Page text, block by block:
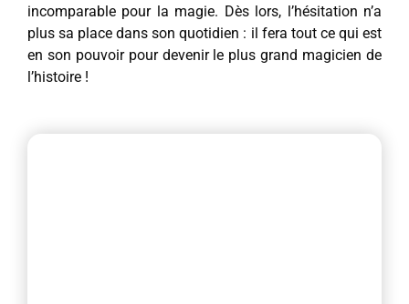
incomparable pour la magie. Dès lors, l’hésitation n’a
plus sa place dans son quotidien : il fera tout ce qui est
en son pouvoir pour devenir le plus grand magicien de
l’histoire !